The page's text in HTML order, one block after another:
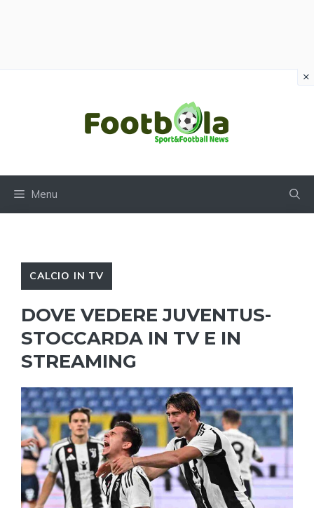
Menu
CALCIO IN TV
DOVE VEDERE JUVENTUS-
STOCCARDA IN TV E IN
STREAMING
×